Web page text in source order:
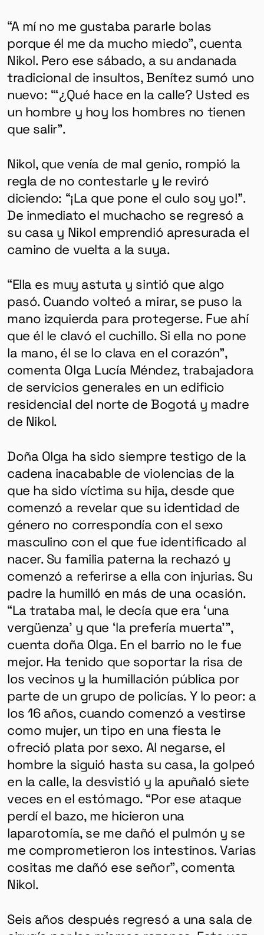
“A mí no me gustaba pararle bolas
porque él me da mucho miedo”, cuenta
Nikol. Pero ese sábado, a su andanada
tradicional de insultos, Benítez sumó uno
nuevo: “‘¿Qué hace en la calle? Usted es
un hombre y hoy los hombres no tienen
que salir”.
Nikol, que venía de mal genio, rompió la
regla de no contestarle y le reviró
diciendo: “¡La que pone el culo soy yo!”.
De inmediato el muchacho se regresó a
su casa y Nikol emprendió apresurada el
camino de vuelta a la suya.
“Ella es muy astuta y sintió que algo
pasó. Cuando volteó a mirar, se puso la
mano izquierda para protegerse. Fue ahí
que él le clavó el cuchillo. Si ella no pone
la mano, él se lo clava en el corazón”,
comenta Olga Lucía Méndez, trabajadora
de servicios generales en un edificio
residencial del norte de Bogotá y madre
de Nikol.
Doña Olga ha sido siempre testigo de la
cadena inacabable de violencias de la
que ha sido víctima su hija, desde que
comenzó a revelar que su identidad de
género no correspondía con el sexo
masculino con el que fue identificado al
nacer. Su familia paterna la rechazó y
comenzó a referirse a ella con injurias. Su
padre la humilló en más de una ocasión.
“La trataba mal, le decía que era ‘una
vergüenza’ y que ‘la prefería muerta’”,
cuenta doña Olga. En el barrio no le fue
mejor. Ha tenido que soportar la risa de
los vecinos y la humillación pública por
parte de un grupo de policías. Y lo peor: a
los 16 años, cuando comenzó a vestirse
como mujer, un tipo en una fiesta le
ofreció plata por sexo. Al negarse, el
hombre la siguió hasta su casa, la golpeó
en la calle, la desvistió y la apuñaló siete
veces en el estómago. “Por ese ataque
perdí el bazo, me hicieron una
laparotomía, se me dañó el pulmón y se
me comprometieron los intestinos. Varias
cositas me dañó ese señor”, comenta
Nikol.
Seis años después regresó a una sala de